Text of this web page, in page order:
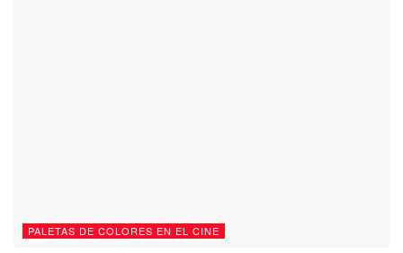
PALETAS DE COLORES EN EL CINE